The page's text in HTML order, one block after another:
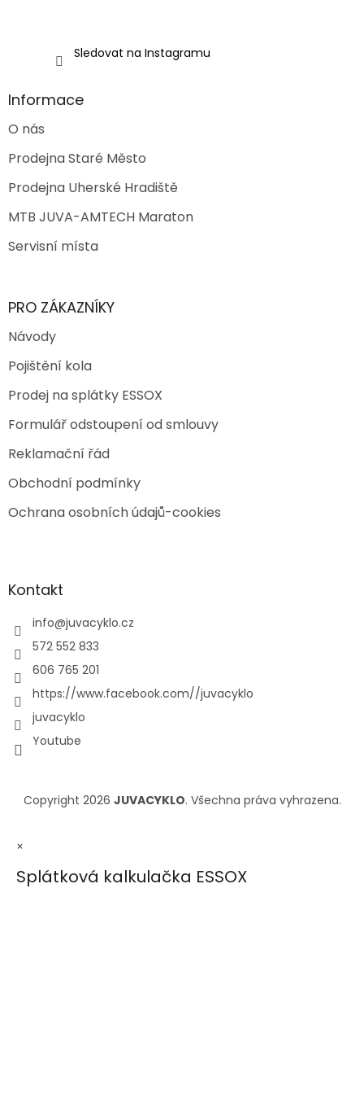
Sledovat na Instagramu
Informace
O nás
Prodejna Staré Město
Prodejna Uherské Hradiště
MTB JUVA-AMTECH Maraton
Servisní místa
PRO ZÁKAZNÍKY
Návody
Pojištění kola
Prodej na splátky ESSOX
Formulář odstoupení od smlouvy
Reklamační řád
Obchodní podmínky
Ochrana osobních údajů-cookies
Kontakt
info@juvacyklo.cz
572 552 833
606 765 201
https://www.facebook.com//juvacyklo
juvacyklo
Youtube
Copyright 2026 JUVACYKLO. Všechna práva vyhrazena.
×
Splátková kalkulačka ESSOX